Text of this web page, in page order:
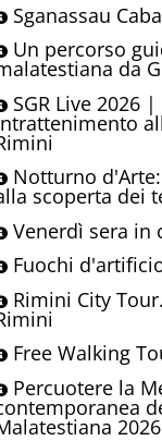
Sganassau
Un percorso
da
SGR Live 2026
Notturno
scoperta dei
Venerdì sera in
Fuochi
Rimini City
Free Walking
Percuotere la
2026